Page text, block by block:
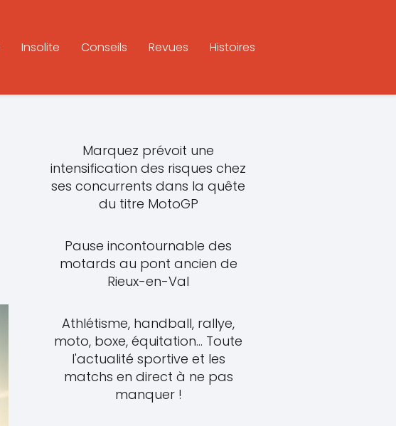
Insolite Conseils Revues Histoires
Marquez prévoit une
intensification des risques chez
ses concurrents dans la quête
du titre MotoGP
Pause incontournable des
motards au pont ancien de
Rieux-en-Val
Athlétisme, handball, rallye,
moto, boxe, équitation... Toute
l'actualité sportive et les
matchs en direct à ne pas
manquer !